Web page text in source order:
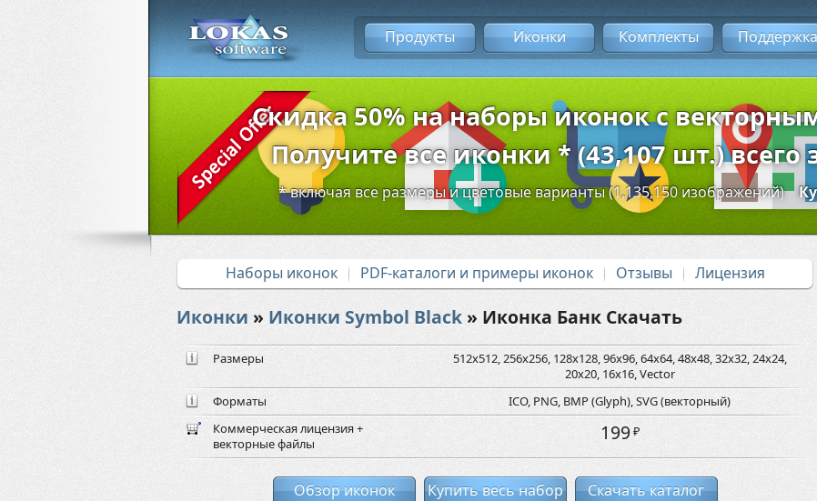
Продукты Иконки Комплекты Поддержка
Скидка 50% на наборы иконок с
Получите все иконки * (43,107 шт.) всего
* включая все размеры и цветовые варианты (1,135,150 изображений)
Наборы иконок PDF-каталоги и примеры иконок Отзывы Лицензия
Иконки » Иконки Symbol Black » Иконка Банк Скачать
Размеры
512x512, 256x256, 128x128, 96x96, 64x64, 48x48, 32x32, 24x24,
20x20, 16x16, Vector
Форматы
ICO, PNG, BMP (Glyph), SVG (векторный)
Коммерческая лицензия +
векторные файлы
199₽
Обзор иконок Купить весь набор Скачать каталог